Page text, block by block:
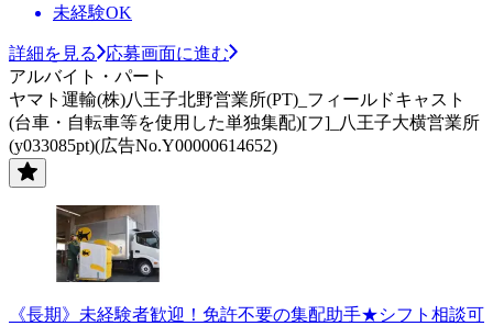
未経験OK
詳細を見る
応募画面に進む
アルバイト・パート
ヤマト運輸(株)八王子北野営業所(PT)_フィールドキャスト
(台車・自転車等を使用した単独集配)[フ]_八王子大横営業所
(y033085pt)(広告No.Y00000614652)
《長期》未経験者歓迎！免許不要の集配助手★シフト相談可